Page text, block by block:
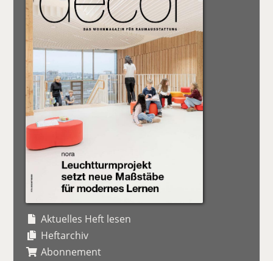
Aktuelles Heft lesen
Heftarchiv
Abonnement